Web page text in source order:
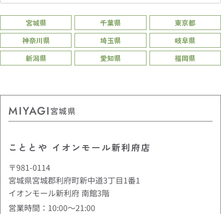
宮城県 千葉県
東京都
神奈川県
埼玉県
岐阜県
新潟県
愛知県 福岡県
MIYAGI宮城県
こととや イオンモール新利府店
〒981-0114
宮城県宮城郡利府町新中道3丁目1番1
イオンモール新利府 南館3階
営業時間：10:00〜21:00